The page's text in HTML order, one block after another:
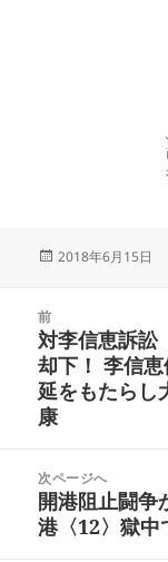
投
2018年6月15日
前
前
の
投
稿:
対李信恵訴
却下！ 李信
延をもたら
康
次ページへ
次
の
開港阻止闘争
港〈12〉獄中